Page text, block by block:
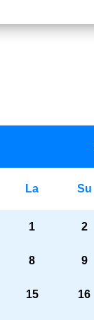
La Su
1 2
8 9
15 16